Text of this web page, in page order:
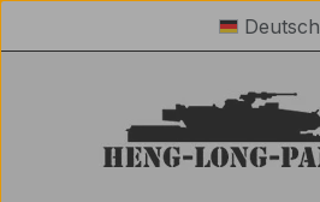
Zum Hauptinhalt springenDeutsch